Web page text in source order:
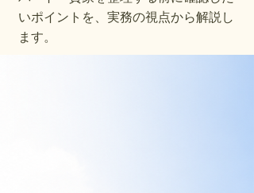
いポイントを、実務の視点から解説し
ます。